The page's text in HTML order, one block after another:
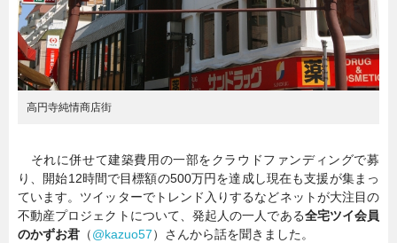
高円寺純情商店街
それに併せて建築費用の一部をクラウドファンディングで募
り、開始12時間で目標額の500万円を達成し現在も支援が集まっ
ています。ツイッターでトレンド入りするなどネットが大注目の
不動産プロジェクトについて、発起人の一人である全宅ツイ会員
のかずお君 （@kazuo57）さんから話を聞きました。